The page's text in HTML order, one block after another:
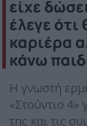
είχε
έλεγε
καριέρα
κάνω
Η γνωστή
«Στούντιο 4»
της και τις